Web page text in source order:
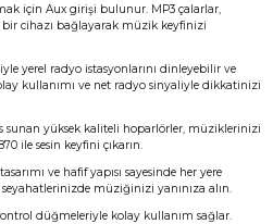
için Aux girişi bulunur. MP3 çalarlar,
cihazı bağlayarak müzik keyfinizi
yerel radyo istasyonlarını dinleyebilir ve
kullanımı ve net radyo sinyaliyle dikkatinizi
sunan yüksek kaliteli hoparlörler, müziklerinizi
ile sesin keyfini çıkarın.
ve hafif yapısı sayesinde her yere
müziğinizi yanınıza alın.
düğmeleriyle kolay kullanım sağlar.